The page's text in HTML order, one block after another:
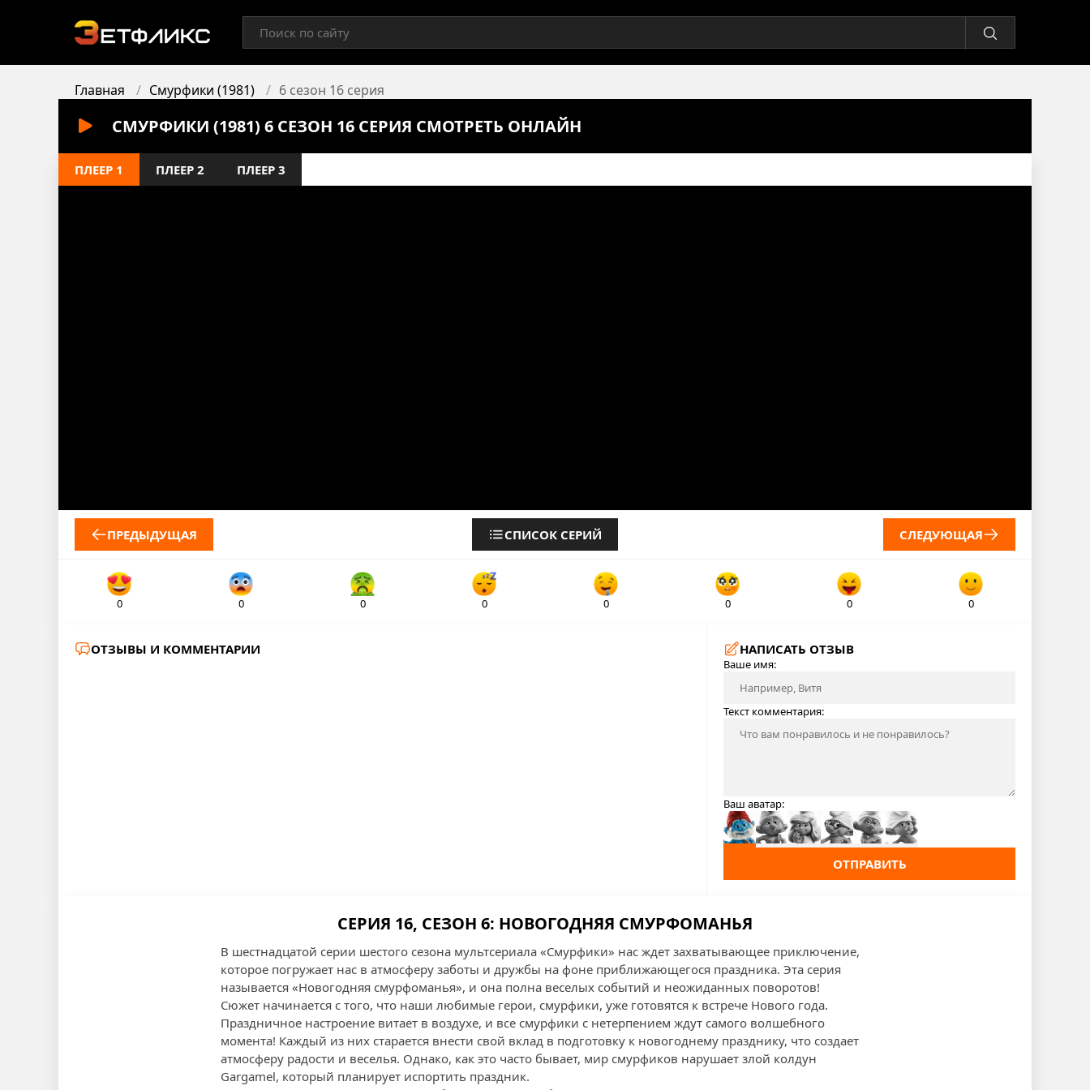
Главная Смурфики (1981) 6 сезон 16 серия
СМУРФИКИ (1981) 6 СЕЗОН 16 СЕРИЯ СМОТРЕТЬ ОНЛАЙН
ПЛЕЕР 1 ПЛЕЕР 2 ПЛЕЕР 3
ПРЕДЫДУЩАЯ СПИСОК СЕРИЙ СЛЕДУЮЩАЯ
0 0 0 0 0 0 0 0
ОТЗЫВЫ И КОММЕНТАРИИ НАПИСАТЬ ОТЗЫВ
Ваше имя:
Текст комментария:
Ваш аватар:
ОТПРАВИТЬ
СЕРИЯ 16, СЕЗОН 6: НОВОГОДНЯЯ СМУРФОМАНЬЯ
В шестнадцатой серии шестого сезона мультсериала «Смурфики» нас ждет захватывающее приключение,
которое погружает нас в атмосферу заботы и дружбы на фоне приближающегося праздника. Эта серия
называется «Новогодняя смурфоманья», и она полна веселых событий и неожиданных поворотов!
Сюжет начинается с того, что наши любимые герои, смурфики, уже готовятся к встрече Нового года.
Праздничное настроение витает в воздухе, и все смурфики с нетерпением ждут самого волшебного
момента! Каждый из них старается внести свой вклад в подготовку к новогоднему празднику, что создает
атмосферу радости и веселья. Однако, как это часто бывает, мир смурфиков нарушает злой колдун
Gargamel, который планирует испортить праздник.